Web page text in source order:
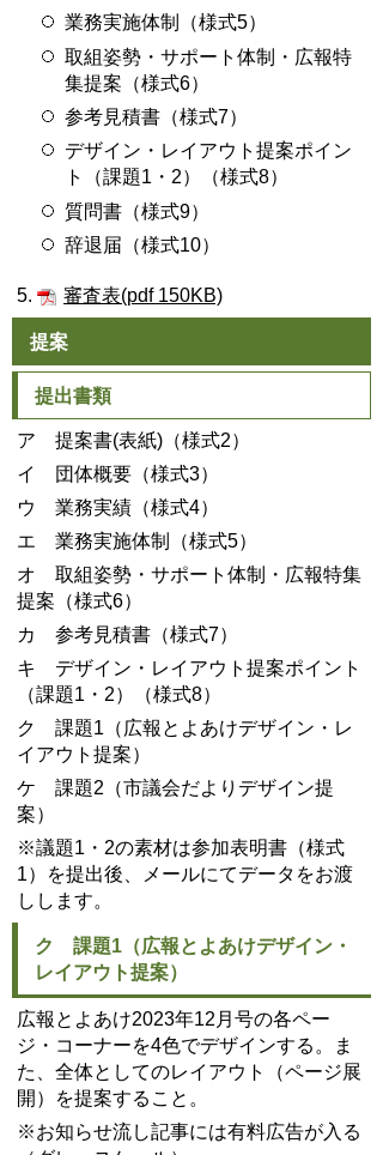
業務実施体制（様式5）
取組姿勢・サポート体制・広報特
集提案（様式6）
参考見積書（様式7）
デザイン・レイアウト提案ポイン
ト（課題1・2）（様式8）
質問書（様式9）
辞退届（様式10）
5. 審査表(pdf 150KB)
提案
提出書類
ア 提案書(表紙)（様式2）
イ 団体概要（様式3）
ウ 業務実績（様式4）
エ 業務実施体制（様式5）
オ 取組姿勢・サポート体制・広報特集
提案（様式6）
カ 参考見積書（様式7）
キ デザイン・レイアウト提案ポイント
（課題1・2）（様式8）
ク 課題1（広報とよあけデザイン・レ
イアウト提案）
ケ 課題2（市議会だよりデザイン提
案）
※議題1・2の素材は参加表明書（様式
1）を提出後、メールにてデータをお渡
しします。
ク 課題1（広報とよあけデザイン・
レイアウト提案）
広報とよあけ2023年12月号の各ペー
ジ・コーナーを4色でデザインする。ま
た、全体としてのレイアウト（ページ展
開）を提案すること。
※お知らせ流し記事には有料広告が入る